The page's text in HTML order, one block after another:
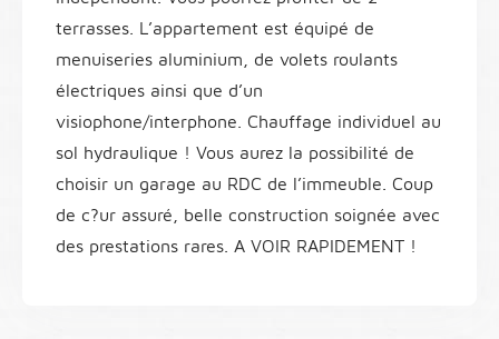
terrasses. L’appartement est équipé de
menuiseries aluminium, de volets roulants
électriques ainsi que d’un
visiophone/interphone. Chauffage individuel au
sol hydraulique ! Vous aurez la possibilité de
choisir un garage au RDC de l’immeuble. Coup
de c?ur assuré, belle construction soignée avec
des prestations rares. A VOIR RAPIDEMENT !